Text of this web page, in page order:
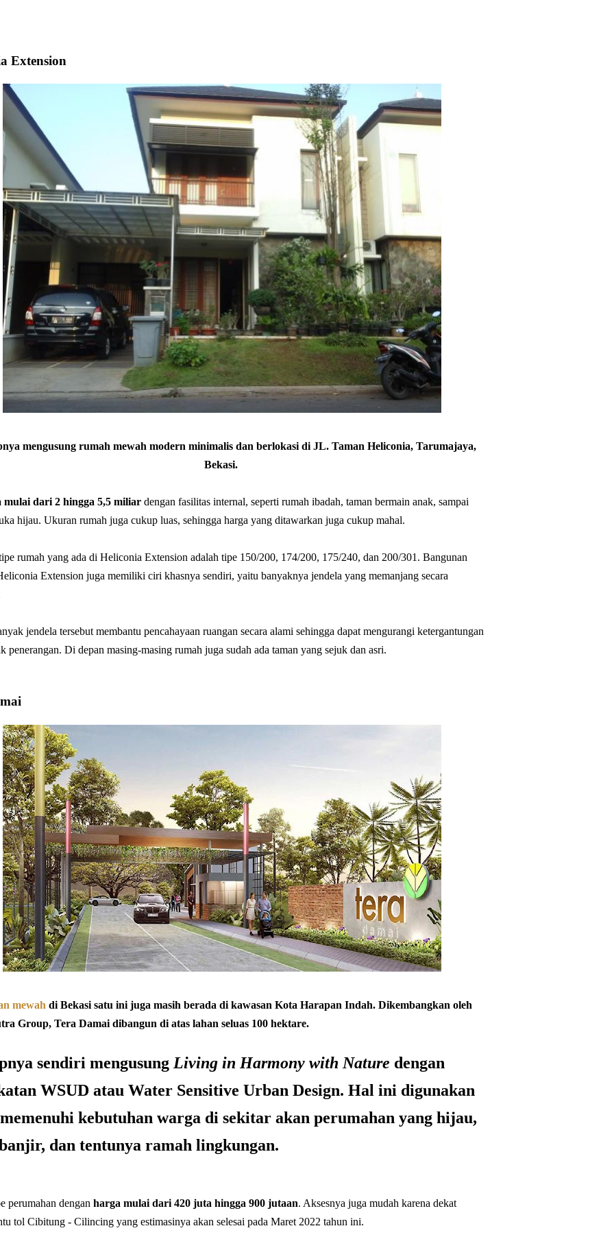
Extension
mengusung rumah mewah modern minimalis dan berlokasi di JL. Taman Heliconia, Tarumajaya,
Bekasi.
mulai dari 2 hingga 5,5 miliardengan fasilitas internal, seperti rumah ibadah, taman bermain anak, sampai
hijau. Ukuran rumah juga cukup luas, sehingga harga yang ditawarkan juga cukup mahal.
rumah yang ada di Heliconia Extension adalah tipe 150/200, 174/200, 175/240, dan 200/301. Bangunan
Extension juga memiliki ciri khasnya sendiri, yaitu banyaknya jendela yang memanjang secara
jendela tersebut membantu pencahayaan ruangan secara alami sehingga dapat mengurangi ketergantungan
penerangan. Di depan masing-masing rumah juga sudah ada taman yang sejuk dan asri.
mewah di Bekasi satu ini juga masih berada di kawasan Kota Harapan Indah. Dikembangkan oleh
Group, Tera Damai dibangun di atas lahan seluas 100 hektare.
sendiri mengusung Living in Harmony with Nature dengan
WSUD atau Water Sensitive Urban Design. Hal ini digunakan
kebutuhan warga di sekitar akan perumahan yang hijau,
dan tentunya ramah lingkungan.
perumahan dengan harga mulai dari 420 juta hingga 900 jutaan. Aksesnya juga mudah karena dekat
tol Cibitung - Cilincing yang estimasinya akan selesai pada Maret 2022 tahun ini.